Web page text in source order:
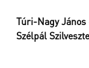
Túri-Nagy János
Szélpál